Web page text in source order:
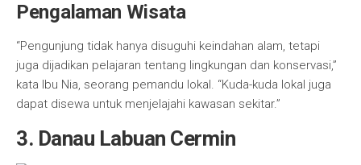
Pengalaman Wisata
“Pengunjung tidak hanya disuguhi keindahan alam, tetapi
juga dijadikan pelajaran tentang lingkungan dan konservasi,”
kata Ibu Nia, seorang pemandu lokal. “Kuda-kuda lokal juga
dapat disewa untuk menjelajahi kawasan sekitar.”
3. Danau Labuan Cermin